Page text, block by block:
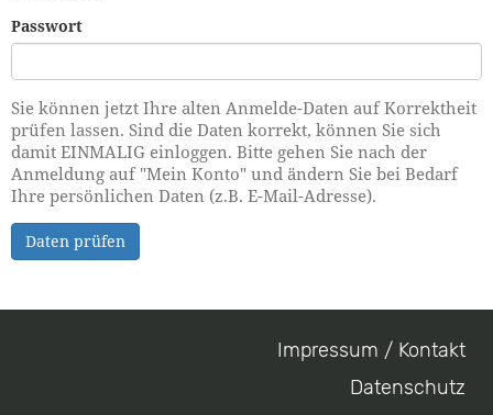
Passwort
Sie können jetzt Ihre alten Anmelde-Daten auf Korrektheit
prüfen lassen. Sind die Daten korrekt, können Sie sich
damit EINMALIG einloggen. Bitte gehen Sie nach der
Anmeldung auf "Mein Konto" und ändern Sie bei Bedarf
Ihre persönlichen Daten (z.B. E-Mail-Adresse).
Daten prüfen
Impressum / Kontakt
Datenschutz